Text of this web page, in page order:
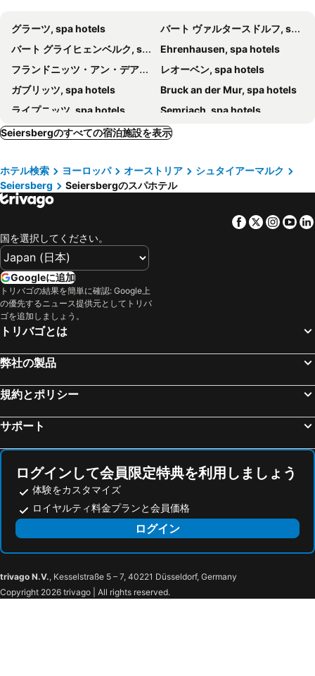
グラーツ, spa hotels
バート ヴァルタースドルフ, spa hotels
バート グライヒェンベルク, spa hotels
Ehrenhausen, spa hotels
フランドニッツ・アン・デア・タイヒャルム, spa hotels
レオーベン, spa hotels
ガブリッツ, spa hotels
Bruck an der Mur, spa hotels
ライプニッツ, spa hotels
Semriach, spa hotels
Stainz, spa hotels
Stubenberg am See, spa hotels
Weiz, spa hotels
Köflach, spa hotels
Heilbrunn, spa hotels
Bad Sankt Leonhard im Lavanttal, spa hotels
Leutschach, spa hotels
Maria Lankowitz, spa hotels
Deutschlandsberg, spa hotels
Söchau, spa hotels
Riegersburg, spa hotels
Tieschen, spa hotels
Anger, spa hotels
St. Ruprecht an der Raab, spa hotels
Kitzeck im Sausal, spa hotels
Großlobming, spa hotels
Schwanberg, spa hotels
Gössendorf, spa hotels
ラーバ, spa hotels
Seiersbergのすべての宿泊施設を表示
ホテル検索 ヨーロッパ オーストリア
シュタイアーマルク
Seiersberg
Seiersbergのスパホテル
Facebook
Twitter
国を選択してください。
Googleに追加
トリバゴの結果を簡単に確認: Google上
の優先するニュース提供元としてトリバ
ゴを追加しましょう。
トリバゴとは
弊社の製品
規約とポリシー
サポート
ログインして会員限定特典を利用しましょう
体験をカスタマイズ
ロイヤルティ料金プランと会員価格
ログイン
trivago N.V., Kesselstraße 5 – 7, 40221 Düsseldorf, Germany
Copyright 2026 trivago | All rights reserved.